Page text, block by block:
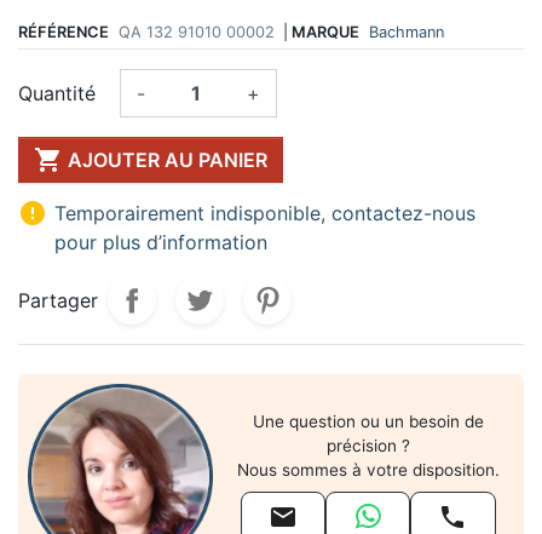
RÉFÉRENCE QA 132 91010 00002 MARQUE Bachmann
Quantité - +
 AJOUTER AU PANIER
 Temporairement indisponible, contactez-nous
pour plus d’information
Partager
Une question ou un besoin de
précision ?
Nous sommes à votre disposition.
 